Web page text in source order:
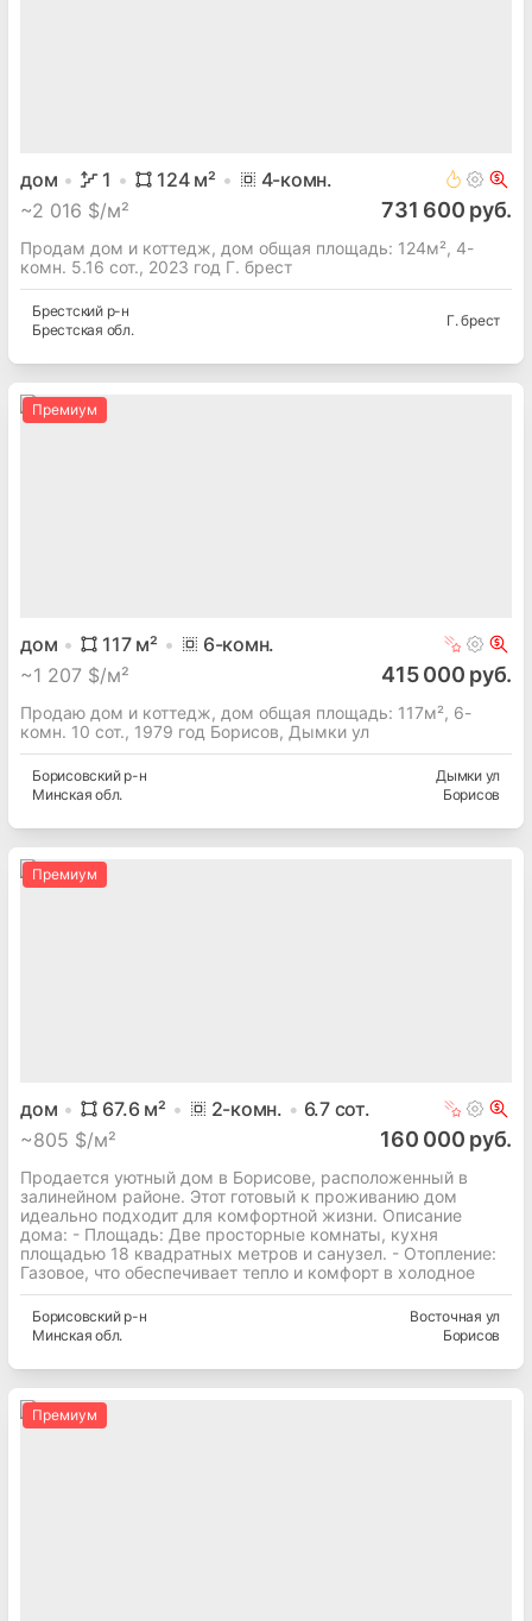
дом 1 124м² 4-комн.
~2 016 $/м² 731 600 руб.
Продам дом и коттедж, дом общая площадь: 124м², 4-
комн. 5.16 сот., 2023 год Г. брест
Брестский р-н
Брестская обл.
Г. брест
Премиум
дом 117м² 6-комн.
~1 207 $/м² 415 000 руб.
Продаю дом и коттедж, дом общая площадь: 117м², 6-
комн. 10 сот., 1979 год Борисов, Дымки ул
Борисовскийр-н
Минская обл.
Дымки ул
Борисов
Премиум
дом 67.6м² 2-комн. 6.7сот.
~805 $/м² 160 000 руб.
Продается уютный дом в Борисове, расположенный в
залинейном районе. Этот готовый к проживанию дом
идеально подходит для комфортной жизни. Описание
дома: - Площадь: Две просторные комнаты, кухня
площадью 18 квадратных метров и санузел. - Отопление:
Газовое, что обеспечивает тепло и комфорт в холодное
Борисовскийр-н
Минская обл.
Восточная ул
Борисов
Премиум